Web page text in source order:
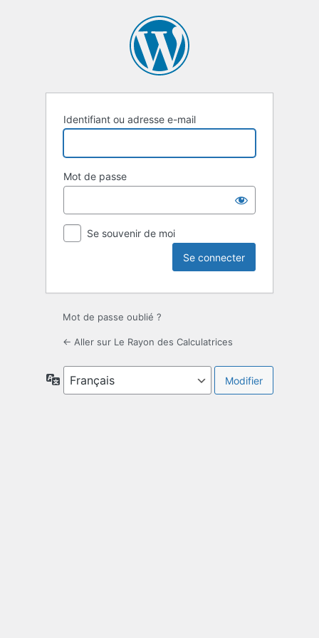
Identifiant ou adresse e-mail
Mot de passe
Se souvenir de moi
Mot de passe oublié ?
← Aller sur Le Rayon des Calculatrices
Langue